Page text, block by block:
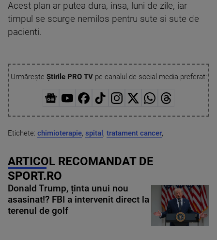
Acest plan ar putea dura, insa, luni de zile, iar
timpul se scurge nemilos pentru sute si sute de
pacienti.
Urmărește Știrile PRO TVpe canalul de social media preferat:
Etichete: chimioterapie, spital , tratament cancer,
ARTICOL RECOMANDAT DE
SPORT.RO
Donald Trump, ținta unui nou
asasinat!? FBI a intervenit direct la
terenul de golf